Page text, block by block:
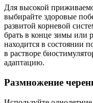
Для высокой
выбирайте здоровые
развитой корневой
брать в конце зимы или
находится в состоянии
в растворе
адаптацию.
Размножение